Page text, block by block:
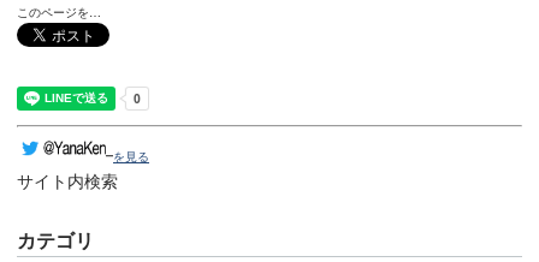
このページを…
を見る
サイト内検索
カテゴリ